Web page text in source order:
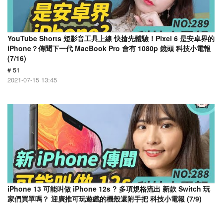
YouTube Shorts 短影音工具上線 快搶先體驗！Pixel 6 是安卓界的
iPhone？傳聞下一代 MacBook Pro 會有 1080p 鏡頭 科技小電報
(7/16)
# 51
2021-07-15 13:45
iPhone 13 可能叫做 iPhone 12s ? 多項規格流出 新款 Switch 玩
家們買單嗎？ 迎廣推可玩遊戲的機殼還附手把 科技小電報 (7/9)